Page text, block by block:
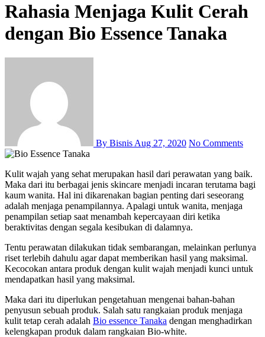
Rahasia Menjaga Kulit Cerah
dengan Bio Essence Tanaka
By Bisnis Aug 27, 2020 No Comments
Kulit wajah yang sehat merupakan hasil dari perawatan yang baik.
Maka dari itu berbagai jenis skincare menjadi incaran terutama bagi
kaum wanita. Hal ini dikarenakan bagian penting dari seseorang
adalah menjaga penampilannya. Apalagi untuk wanita, menjaga
penampilan setiap saat menambah kepercayaan diri ketika
beraktivitas dengan segala kesibukan di dalamnya.
Tentu perawatan dilakukan tidak sembarangan, melainkan perlunya
riset terlebih dahulu agar dapat memberikan hasil yang maksimal.
Kecocokan antara produk dengan kulit wajah menjadi kunci untuk
mendapatkan hasil yang maksimal.
Maka dari itu diperlukan pengetahuan mengenai bahan-bahan
penyusun sebuah produk. Salah satu rangkaian produk menjaga
kulit tetap cerah adalah Bio essence Tanaka dengan menghadirkan
kelengkapan produk dalam rangkaian Bio-white.